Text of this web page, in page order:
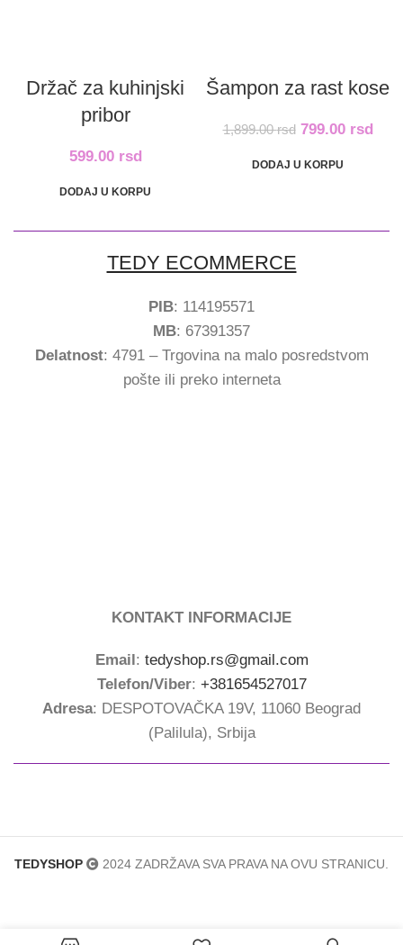
Držač za kuhinjski
pribor
599.00 rsd
DODAJ U KORPU
Šampon za rast kose
1,899.00rsd 799.00 rsd
DODAJ U KORPU
TEDY ECOMMERCE
PIB: 114195571
MB: 67391357
Delatnost: 4791 – Trgovina na malo posredstvom
pošte ili preko interneta
KONTAKT INFORMACIJE
Email: tedyshop.rs@gmail.com
Telefon/Viber: +381654527017
Adresa: DESPOTOVAČKA 19V, 11060 Beograd
(Palilula), Srbija
TEDYSHOP 2024 ZADRŽAVA SVA PRAVA NA OVU STRANICU.
LED sijalice
5,900.00